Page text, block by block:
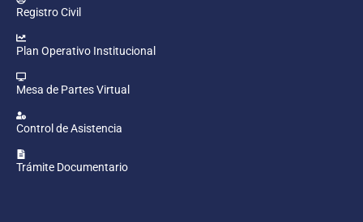
Registro Civil
Plan Operativo Institucional
Mesa de Partes Virtual
Control de Asistencia
Trámite Documentario